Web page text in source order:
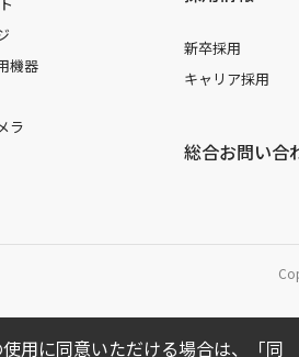
機器
ラ
新卒採用
キャリア採用
総合お問い合
用に同意いただける場合は、「同